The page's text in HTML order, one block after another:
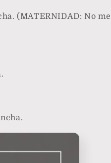
(MATERNIDAD: No